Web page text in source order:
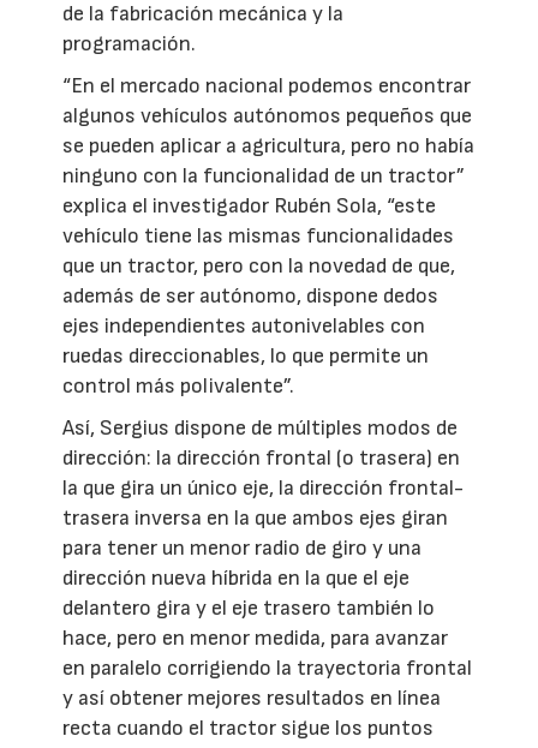
de la fabricación mecánica y la
programación.
“En el mercado nacional podemos encontrar
algunos vehículos autónomos pequeños que
se pueden aplicar a agricultura, pero no había
ninguno con la funcionalidad de un tractor”
explica el investigador Rubén Sola, “este
vehículo tiene las mismas funcionalidades
que un tractor, pero con la novedad de que,
además de ser autónomo, dispone dedos
ejes independientes autonivelables con
ruedas direccionables, lo que permite un
control más polivalente”.
Así, Sergius dispone de múltiples modos de
dirección: la dirección frontal (o trasera) en
la que gira un único eje, la dirección frontal-
trasera inversa en la que ambos ejes giran
para tener un menor radio de giro y una
dirección nueva híbrida en la que el eje
delantero gira y el eje trasero también lo
hace, pero en menor medida, para avanzar
en paralelo corrigiendo la trayectoria frontal
y así obtener mejores resultados en línea
recta cuando el tractor sigue los puntos